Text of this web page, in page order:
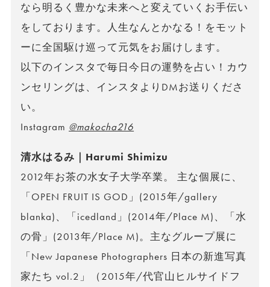
なら明るく豊かな未来へと変えていくお手伝い
をしております。人生なんとかなる！をモット
ーに全国駆け巡って元気をお届けします。
以下のインスタで毎日今日の運勢を占い！カウ
ンセリングは、インスタよりDMお送りくださ
い。
Instagram @makocha216
清水はるみ｜Harumi Shimizu
2012年お茶の水女子大学卒業。 主な個展に、
「OPEN FRUIT IS GOD」(2015年/gallery
blanka)、「icedland」(2014年/Place M)、「水
の骨」(2013年/Place M)。主なグループ展に
「New Japanese Photographers 日本の新進写真
家たち vol.2」（2015年/代官山ヒルサイドフ